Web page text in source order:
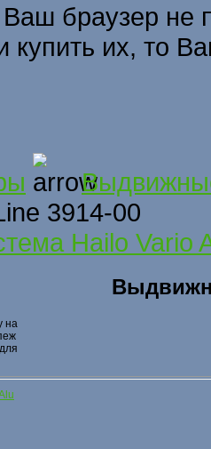
Ваш браузер не
купить их, то
3914-00
Hailo Vario
на